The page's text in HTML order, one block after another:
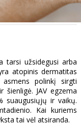
tarsi užsidegusi arba
atopinis dermatitas
asmens polinkį sirgti
JAV egzema
suaugusiųjų ir vaikų.
Kai kuriems
tai vėl atsiranda.